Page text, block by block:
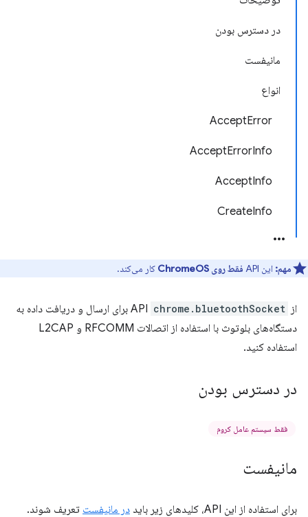
در دسترس بودن
مانیفست
انواع
AcceptError
AcceptErrorInfo
AcceptInfo
CreateInfo
مهم: این API فقط روی ChromeOS کار می‌کند.
از API chrome.bluetoothSocket
برای ارسال و دریافت داده به
دستگاه‌های بلوتوث با استفاده از اتصالات RFCOMM و L2CAP
استفاده کنید.
در دسترس بودن
فقط سیستم عامل کروم
مانیفست
برای استفاده از این API، کلیدهای زیر باید در مانیفست تعریف شوند.